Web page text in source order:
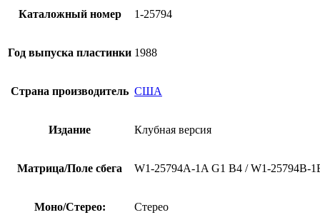
Каталожный номер 1-25794
Год выпуска пластинки 1988
Страна производитель США
Издание Клубная версия
Матрица/Поле сбега W1-25794A-1A G1 B4 / W1-25794B-
Моно/Стерео: Стерео